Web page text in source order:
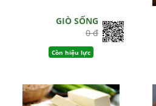
GIÒ SỐNG
0 đ
Còn hiệu lực